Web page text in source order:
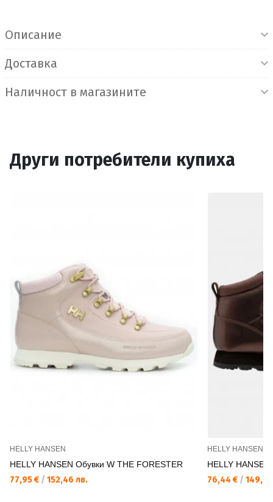
Описание
Доставка
Наличност в магазините
Други потребители купиха
HELLY HANSEN
HELLY HANSEN Обувки W THE FORESTER
77,95 € / 152,46 лв.
HELLY HANSEN
HELLY
76,44 € /